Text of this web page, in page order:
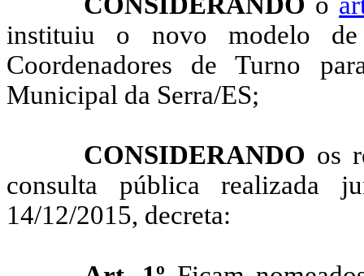
instituiu o novo modelo de
Coordenadores de Turno
Municipal da Serra/ES;
CONSIDERANDO os
consulta pública realizada
14/12/2015, decreta: